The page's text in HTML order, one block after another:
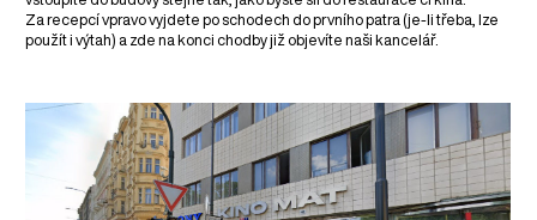
Za recepcí vpravo vyjdete po schodech do prvního patra (je-li třeba, lze
použít i výtah) a zde na konci chodby již objevíte naši kancelář.